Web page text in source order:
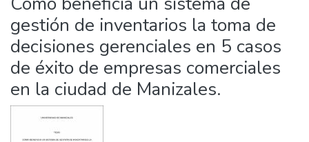
Statistics
gestión de inventarios la toma de
decisiones gerenciales en 5 casos
de éxito de empresas comerciales
en la ciudad de Manizales.